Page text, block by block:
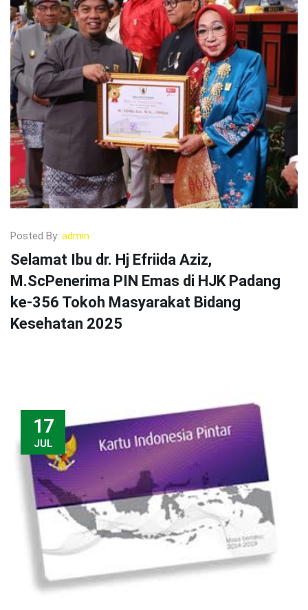
Posted By: admin
Selamat Ibu dr. Hj Efriida Aziz,
M.ScPenerima PIN Emas di HJK Padang
ke-356 Tokoh Masyarakat Bidang
Kesehatan 2025
17
JUL